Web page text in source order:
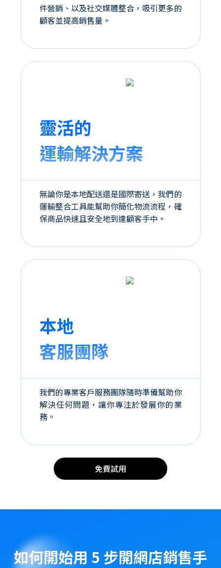
件營銷、以及社交媒體整合，吸引更多的
顧客並提高銷售量。
靈活的
運輸解決方案
無論你是本地配送還是國際寄送，我們的
運輸整合工具能幫助你簡化物流流程，確
保商品快速且安全地到達顧客手中。
本地
客服團隊
我們的專業客戶服務團隊隨時準備幫助你
解決任何問題，讓你專注於發展你的業
務。
免費試用
如何開始用 5 步開網店銷售手